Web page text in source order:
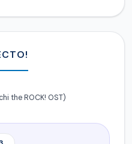
the ROCK! OST)